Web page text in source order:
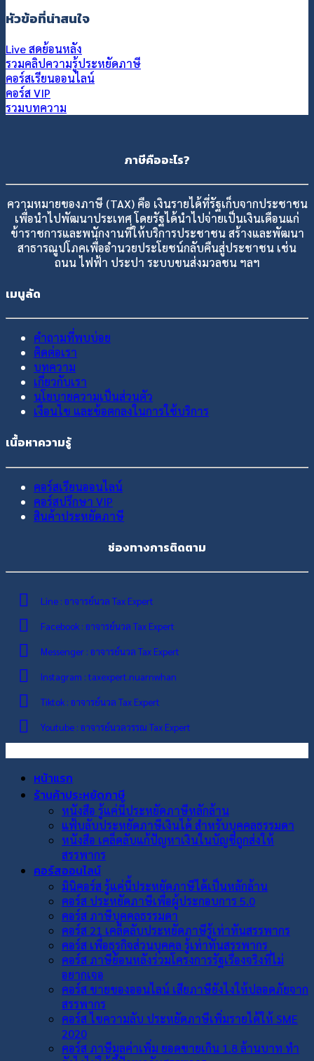
หัวข้อที่น่าสนใจ
Live สดย้อนหลัง
รวมคลิปความรู้ประหยัดภาษี
คอร์สเรียนออนไลน์
คอร์ส VIP
รวมบทความ
ภาษีคืออะไร?
ความหมายของภาษี (TAX) คือ เงินรายได้ที่รัฐเก็บจากประชาชน
เพื่อนำไปพัฒนาประเทศ โดยรัฐได้นำไปจ่ายเป็นเงินเดือนแก่
ข้าราชการและพนักงานที่ให้บริการประชาชน สร้างและพัฒนา
สาธารณูปโภคเพื่ออำนวยประโยชน์กลับคืนสู่ประชาชน เช่น
ถนน ไฟฟ้า ประปา ระบบขนส่งมวลชน ฯลฯ
เมนูลัด
คำถามที่พบบ่อย
ติดต่อเรา
บทความ
เกี่ยวกับเรา
นโยบายความเป็นส่วนตัว
เงื่อนไข และข้อตกลงในการใช้บริการ
เนื้อหาความรู้
คอร์สเรียนออนไลน์
คอร์สปรึกษา VIP
สินค้าประหยัดภาษี
ช่องทางการติดตาม
Line : อาจารย์นวล Tax Expert
Facebook : อาจารย์นวล Tax Expert
Messenger : อาจารย์นวล Tax Expert
Instagram : taxexpert.nuarnwhan
Tiktok : อาจารย์นวล Tax Expert
Youtube : อาจารย์นวลวรรณ Tax Expert
หน้าแรก
ร้านค้าประหยัดภาษี
หนังสือ รู้แค่นี้ประหยัดภาษีหลักล้าน
แฟ้บลับประหยัดภาษีเงินได้ สำหรับบุคคลธรรมดา
หนังสือ เคล็ดลับแก้ปัญหาเงินในบัญชีถูกส่งให้
สรรพากร
คอร์สออนไลน์
มินิคอร์ส รู้แค่นี้ประหยัดภาษีได้เป็นหลักล้าน
คอร์ส ประหยัดภาษีเพื่อผู้ประกอบการ 5.0
คอร์ส ภาษีบุคคลธรรมดา
คอร์ส 21 เคล็ดลับประหยัดภาษีรู้เท่าทันสรรพากร
คอร์ส เพื่อธุรกิจส่วนบุคคล รู้เท่าทันสรรพากร
คอร์ส ภาษีย้อนหลังร่วมโครงการรัฐเรื่องจริงที่ไม่
อยากเจอ
คอร์ส ขายของออนไลน์ เสียภาษียังไงให้ปลอดภัยจาก
สรรพากร
คอร์ส ไขความลับ ประหยัดภาษีเพิ่มรายได้ให้ SME
2020
คอร์ส ภาษีมูลค่าเพิ่ม ยอดขายเกิน 1.8 ล้านบาท ทำ